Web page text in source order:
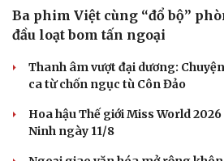
Ba phim Việt cùng “đổ bộ”
đầu loạt bom tấn ngoại
Thanh âm vượt đại dương:
ca từ chốn ngục tù Côn Đảo
Hoa hậu Thế giới Miss World
Ninh ngày 11/8